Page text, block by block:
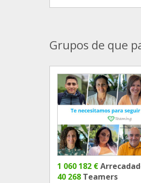
Grupos de que
1 060 182 €
40 268 Teamers